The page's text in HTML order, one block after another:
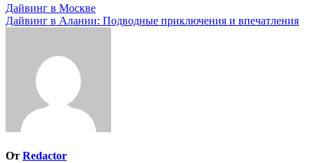
Навигация
по
Дайвинг в Москве
Дайвинг в Алании: Подводные приключения и впечатления
От Redactor